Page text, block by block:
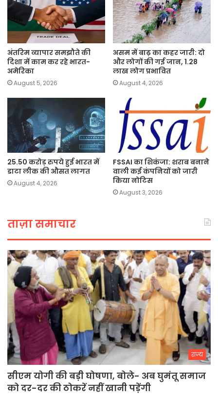
अंतरिम व्यापार समझौते की
दिशा में काम कर रहे भारत-
अमेरिका
August 5, 2026
असम में बाढ़ का कहर जारी: दो
और लोगों की गई जान, 1.28
लाख लोग प्रभावित
August 4, 2026
25.50 करोड़ रुपये हुई भारत में
डाटा लीक की औसत लागत
August 4, 2026
FSSAI का शिकंजा: शराब बनाने
वाली कई कंपनियों को जारी
किया नोटिस
August 3, 2026
ताज़ा समाचार
राज्य
सीएम योगी की बड़ी घोषणा, बोले- अब घुमंतू समाज
को दर-दर की ठोकरें नहीं खानी पड़ेंगी